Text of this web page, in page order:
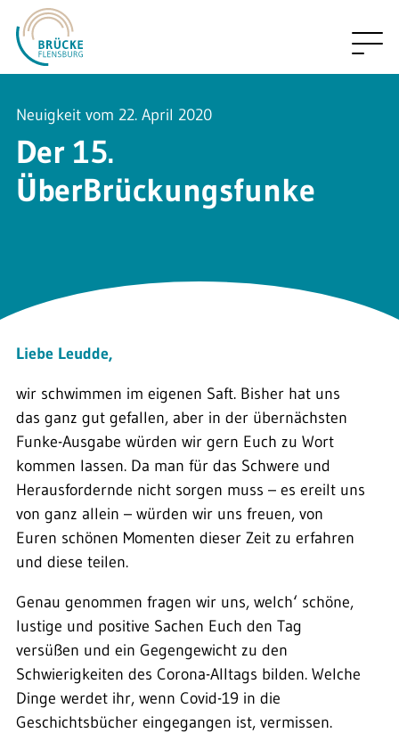
Neuigkeit vom 22. April 2020
Der 15.
ÜberBrückungsfunke
Liebe Leudde,
wir schwimmen im eigenen Saft. Bisher hat uns
das ganz gut gefallen, aber in der übernächsten
Funke-Ausgabe würden wir gern Euch zu Wort
kommen lassen. Da man für das Schwere und
Herausfordernde nicht sorgen muss – es ereilt uns
von ganz allein – würden wir uns freuen, von
Euren schönen Momenten dieser Zeit zu erfahren
und diese teilen.
Genau genommen fragen wir uns, welch‘ schöne,
lustige und positive Sachen Euch den Tag
versüßen und ein Gegengewicht zu den
Schwierigkeiten des Corona-Alltags bilden. Welche
Dinge werdet ihr, wenn Covid-19 in die
Geschichtsbücher eingegangen ist, vermissen.